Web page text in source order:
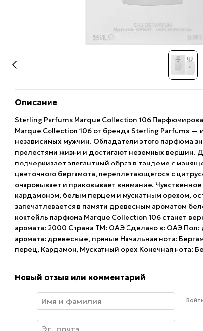
Описание
Sterling Parfums Marque Collection 106
Marque Collection 106 от бренда Sterling Parfums —
независимых мужчин. Обладатели этого парфюма
прелестями жизни и достигают неземных вершин.
подчеркивает элегантный образ в тандеме с
цветочного бергамота, переплетающегося с
очаровывает и приковывает внимание.
кардамоном, белым перцем и мускатным орехом,
запечатлевается в памяти древесным ароматом
коктейль парфюма Marque Collection 106 станет
аромата: 2000 Страна ТМ: ОАЭ Сделано в: ОАЭ Пол:
аромата: древесные, пряные Начальная нота:
перец, Кардамон, Мускатный орех Конечная нота:
Новый отзыв или комментарий